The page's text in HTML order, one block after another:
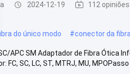
2024-12-19 112 opiniões
do único modo #conector da
APC SM Adaptador de Fibra Ótica
FC, SC, LC, ST, MTRJ, MU,